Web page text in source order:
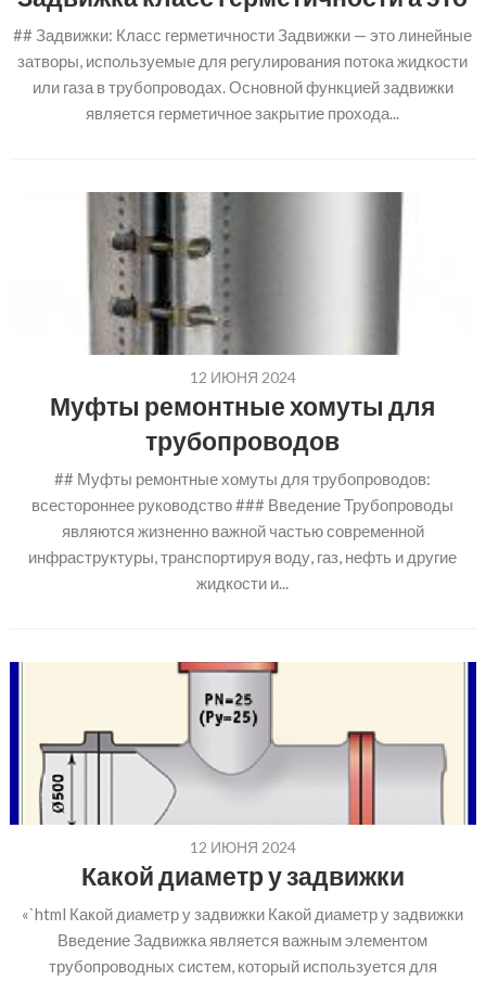
## Задвижки: Класс герметичности Задвижки — это линейные
затворы, используемые для регулирования потока жидкости
или газа в трубопроводах. Основной функцией задвижки
является герметичное закрытие прохода...
12 ИЮНЯ 2024
Муфты ремонтные хомуты для
трубопроводов
## Муфты ремонтные хомуты для трубопроводов:
всестороннее руководство ### Введение Трубопроводы
являются жизненно важной частью современной
инфраструктуры, транспортируя воду, газ, нефть и другие
жидкости и...
12 ИЮНЯ 2024
Какой диаметр у задвижки
«`html Какой диаметр у задвижки Какой диаметр у задвижки
Введение Задвижка является важным элементом
трубопроводных систем, который используется для